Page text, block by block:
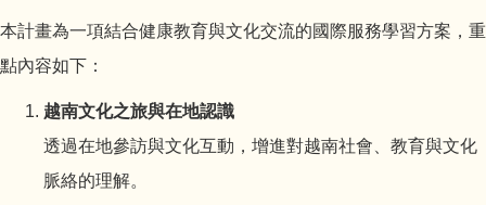
本計畫為一項結合健康教育與文化交流的國際服務學習方案，重
點內容如下：
越南文化之旅與在地認識
透過在地參訪與文化互動，增進對越南社會、教育與文化
脈絡的理解。